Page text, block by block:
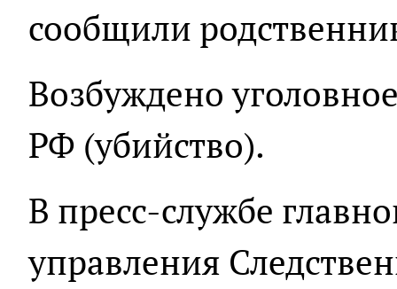
сообщили
Возбуждено
РФ (убийство).
В пресс-службе
управления